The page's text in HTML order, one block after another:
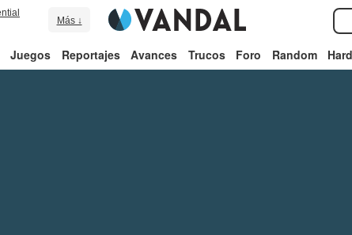
Más ↓
Juegos Reportajes Avances Trucos Foro Random